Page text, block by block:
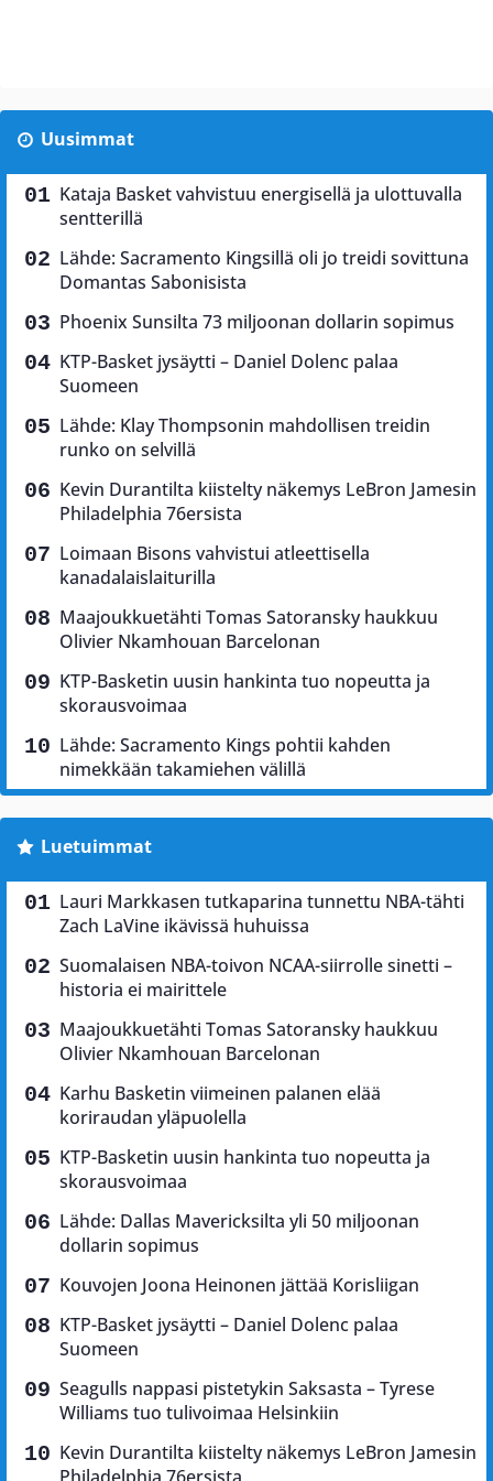
Uusimmat
Kataja Basket vahvistuu energisellä ja ulottuvalla
sentterillä
Lähde: Sacramento Kingsillä oli jo treidi sovittuna
Domantas Sabonisista
Phoenix Sunsilta 73 miljoonan dollarin sopimus
KTP-Basket jysäytti – Daniel Dolenc palaa
Suomeen
Lähde: Klay Thompsonin mahdollisen treidin
runko on selvillä
Kevin Durantilta kiistelty näkemys LeBron Jamesin
Philadelphia 76ersista
Loimaan Bisons vahvistui atleettisella
kanadalaislaiturilla
Maajoukkuetähti Tomas Satoransky haukkuu
Olivier Nkamhouan Barcelonan
KTP-Basketin uusin hankinta tuo nopeutta ja
skorausvoimaa
Lähde: Sacramento Kings pohtii kahden
nimekkään takamiehen välillä
Luetuimmat
Lauri Markkasen tutkaparina tunnettu NBA-tähti
Zach LaVine ikävissä huhuissa
Suomalaisen NBA-toivon NCAA-siirrolle sinetti –
historia ei mairittele
Maajoukkuetähti Tomas Satoransky haukkuu
Olivier Nkamhouan Barcelonan
Karhu Basketin viimeinen palanen elää
koriraudan yläpuolella
KTP-Basketin uusin hankinta tuo nopeutta ja
skorausvoimaa
Lähde: Dallas Mavericksilta yli 50 miljoonan
dollarin sopimus
Kouvojen Joona Heinonen jättää Korisliigan
KTP-Basket jysäytti – Daniel Dolenc palaa
Suomeen
Seagulls nappasi pistetykin Saksasta – Tyrese
Williams tuo tulivoimaa Helsinkiin
Kevin Durantilta kiistelty näkemys LeBron Jamesin